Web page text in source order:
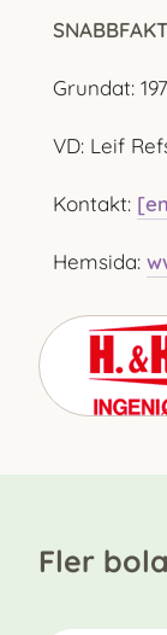
Grundat:
VD: Leif
Kontakt:
Hemsida:
Fler